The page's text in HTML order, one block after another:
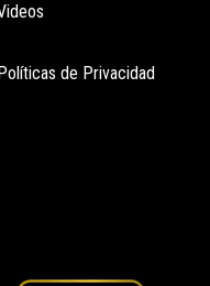
Políticas de Privacidad